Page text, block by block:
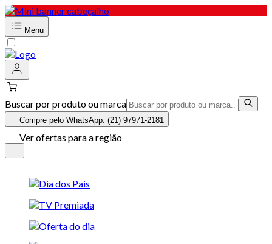
Menu
Buscar por produto ou marca
Compre pelo WhatsApp: (21) 97971-2181
Ver ofertas para a região